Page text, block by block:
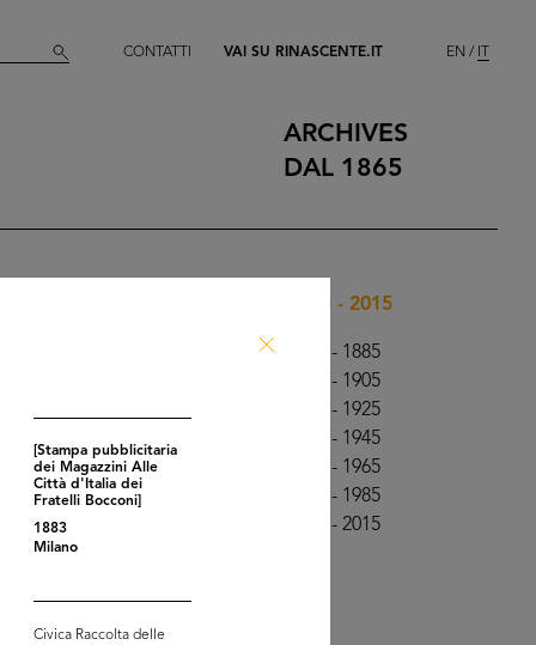
CONTATTI VAI SU RINASCENTE.IT EN
ARCHIVES
DAL 1865
de la Rinascente di
1865 - 2015
1865 - 1885
1886 - 1905
1906 - 1925
1926 - 1945
1946 - 1965
1966 - 1985
1986 - 2015
[Stampa pubblicitaria
dei Magazzini Alle
Città d'Italia dei
Fratelli Bocconi]
1883
Milano
Civica Raccolta delle